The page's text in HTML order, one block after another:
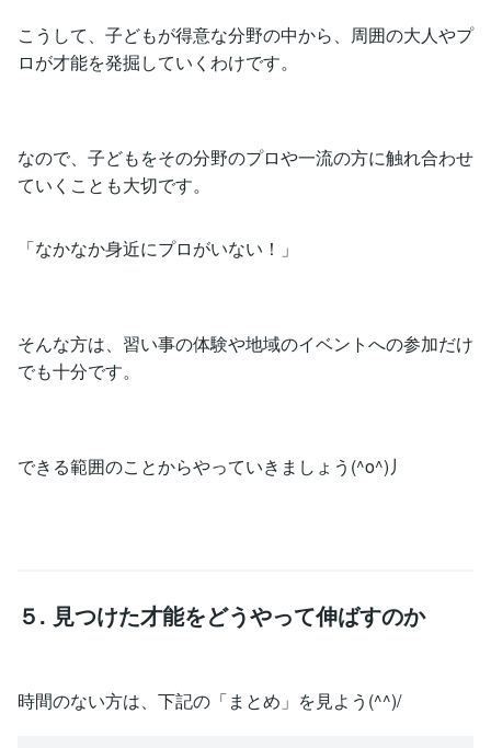
こうして、子どもが得意な分野の中から、周囲の大人やプ
ロが才能を発掘していくわけです。
なので、子どもをその分野のプロや一流の方に触れ合わせ
ていくことも大切です。
「なかなか身近にプロがいない！」
そんな方は、習い事の体験や地域のイベントへの参加だけ
でも十分です。
できる範囲のことからやっていきましょう(^o^)丿
５. 見つけた才能をどうやって伸ばすのか
時間のない方は、下記の「まとめ」を見よう(^^)/